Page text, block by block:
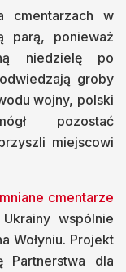
cmentarzach w
parą, ponieważ
niedzielę po
groby
wojny, polski
pozostać
miejscowi
cmentarze
wspólnie
Wołyniu. Projekt
Partnerstwa dla